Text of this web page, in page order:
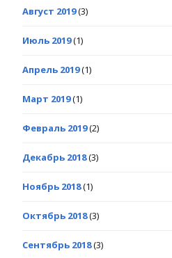
Август 2019(3)
Июль 2019(1)
Апрель 2019(1)
Март 2019(1)
Февраль 2019(2)
Декабрь 2018(3)
Ноябрь 2018(1)
Октябрь 2018(3)
Сентябрь 2018(3)